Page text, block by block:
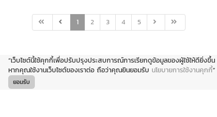
1 2 3 4 5
“เว็บไซต์นี้ใช้คุกกี้เพื่อปรับปรุงประสบการณ์การเรียกดูข้อมูลของผู้ใช้ให้ดียิ่งขึ้น
หากคุณใช้งานเว็บไซต์ของเราต่อ ถือว่าคุณยินยอมรับ นโยบายการใช้งานคุกกี้”
ยอมรับ